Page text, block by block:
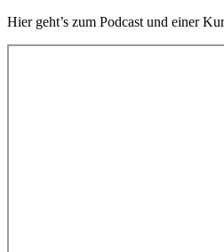
Hier geht’s zum Podcast und einer